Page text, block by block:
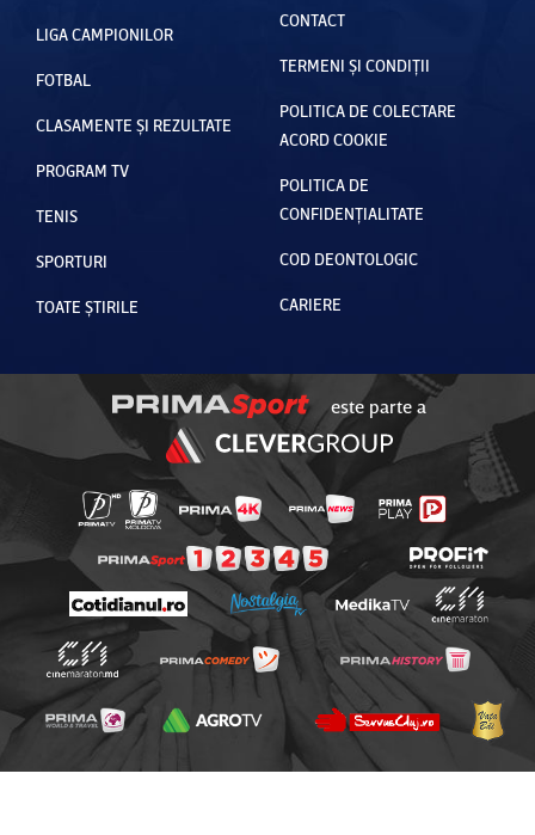
LIGA CAMPIONILOR
FOTBAL
CLASAMENTE ȘI REZULTATE
PROGRAM TV
TENIS
SPORTURI
TOATE ȘTIRILE
CONTACT
TERMENI ȘI CONDIȚII
POLITICA DE COLECTARE
ACORD COOKIE
POLITICA DE
CONFIDENȚIALITATE
COD DEONTOLOGIC
CARIERE
este parte a